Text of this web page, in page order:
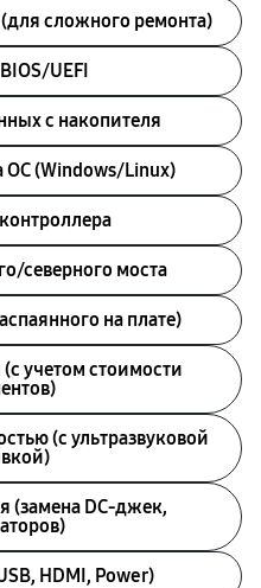
сложного ремонта)
UEFI
с накопителя
ОС (Windows/Linux)
северного моста
на плате)
учетом стоимости
(с ультразвуковой
(замена DC-джек,
HDMI, Power)